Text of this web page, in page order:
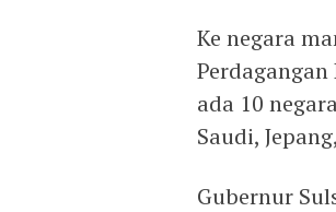
Ke negara
ada 10
Saudi,
Gubernur